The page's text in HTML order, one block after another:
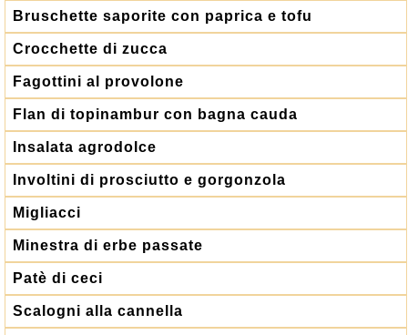
Bruschette saporite con paprica e tofu
Crocchette di zucca
Fagottini al provolone
Flan di topinambur con bagna cauda
Insalata agrodolce
Involtini di prosciutto e gorgonzola
Migliacci
Minestra di erbe passate
Patè di ceci
Scalogni alla cannella